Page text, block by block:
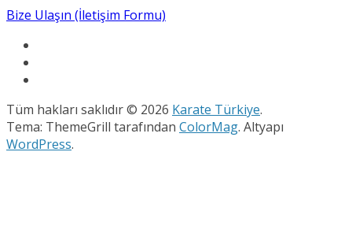
Bize Ulaşın (İletişim Formu)
Tüm hakları saklıdır © 2026 Karate Türkiye.
Tema: ThemeGrill tarafından ColorMag. Altyapı
WordPress.